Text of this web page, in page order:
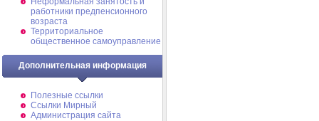
работники предпенсионного
возраста
Территориальное
общественное самоуправление
Дополнительная информация
Полезные ссылки
Ссылки Мирный
Администрация сайта